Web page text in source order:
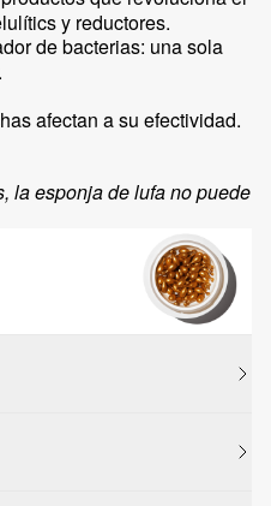
y reductores.
de bacterias: una sola
afectan a su efectividad.
la esponja de lufa no puede